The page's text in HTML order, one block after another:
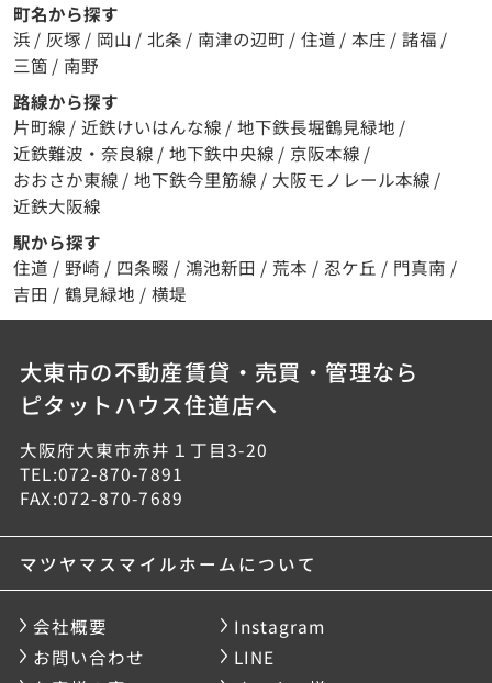
町名から探す
浜 / 灰塚 / 岡山 / 北条 / 南津の辺町 / 住道 / 本庄 / 諸福 /
三箇 / 南野
路線から探す
片町線 / 近鉄けいはんな線 / 地下鉄長堀鶴見緑地 /
近鉄難波・奈良線 / 地下鉄中央線 / 京阪本線 /
おおさか東線 / 地下鉄今里筋線 / 大阪モノレール本線 /
近鉄大阪線
駅から探す
住道 / 野崎 / 四条畷 / 鴻池新田 / 荒本 / 忍ケ丘 / 門真南 /
吉田 / 鶴見緑地 / 横堤
大東市の不動産賃貸・売買・管理なら
ピタットハウス住道店へ
大阪府大東市赤井１丁目3-20
TEL:072-870-7891
FAX:072-870-7689
マツヤマスマイルホームについて
会社概要
Instagram
お問い合わせ
LINE